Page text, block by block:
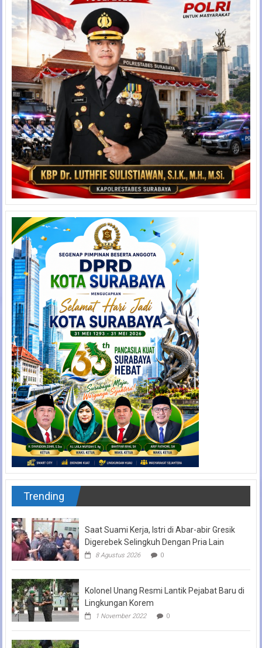
Trending
Saat Suami Kerja, Istri di Abar-abir Gresik
Digerebek Selingkuh Dengan Pria Lain
8 Agustus 2026 0
Kolonel Unang Resmi Lantik Pejabat Baru di
Lingkungan Korem
1 November 2022 0